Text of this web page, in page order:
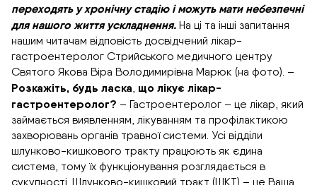
переходять у хронічну стадію і можуть мати небезпечні
для нашого життя ускладнення. На ці та інші запитання
нашим читачам відповість досвідчений лікар-
гастроентеролог Стрийського медичного центру
Святого Якова Віра Володимирівна Марюк (на фото). –
Розкажіть, будь ласка що лікує лікар-
гастроентеролог? – Гастроентеролог – це лікар, який
займається виявленням, лікуванням та профілактикою
захворювань органів травної системи. Усі відділи
шлунково-кишкового тракту працюють як єдина
система, тому їх функціонування розглядається в
сукупності. Шлунково-кишковий тракт (ШКТ) – це Ваша